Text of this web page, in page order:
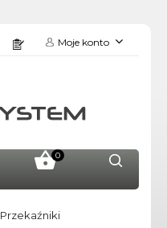
Moje konto
0
Przekaźniki